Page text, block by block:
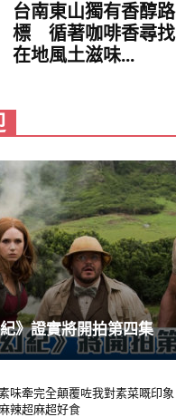
台南東山獨有香醇路
標 循著咖啡香尋找
在地風土滋味...
》證實將開拍第四集
味牽完全顛覆咗我對素菜嘅印象
辣超麻超好食